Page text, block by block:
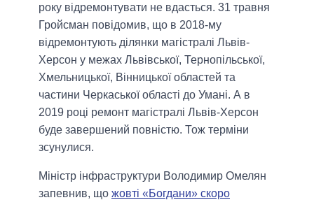
року відремонтувати не вдасться. 31 травня
Гройсман повідомив, що в 2018-му
відремонтують ділянки магістралі Львів-
Херсон у межах Львівської, Тернопільської,
Хмельницької, Вінницької областей та
частини Черкаської області до Умані. А в
2019 році ремонт магістралі Львів-Херсон
буде завершений повністю. Тож терміни
зсунулися.
Міністр інфраструктури Володимир Омелян
запевнив, що жовті «Богдани» скоро